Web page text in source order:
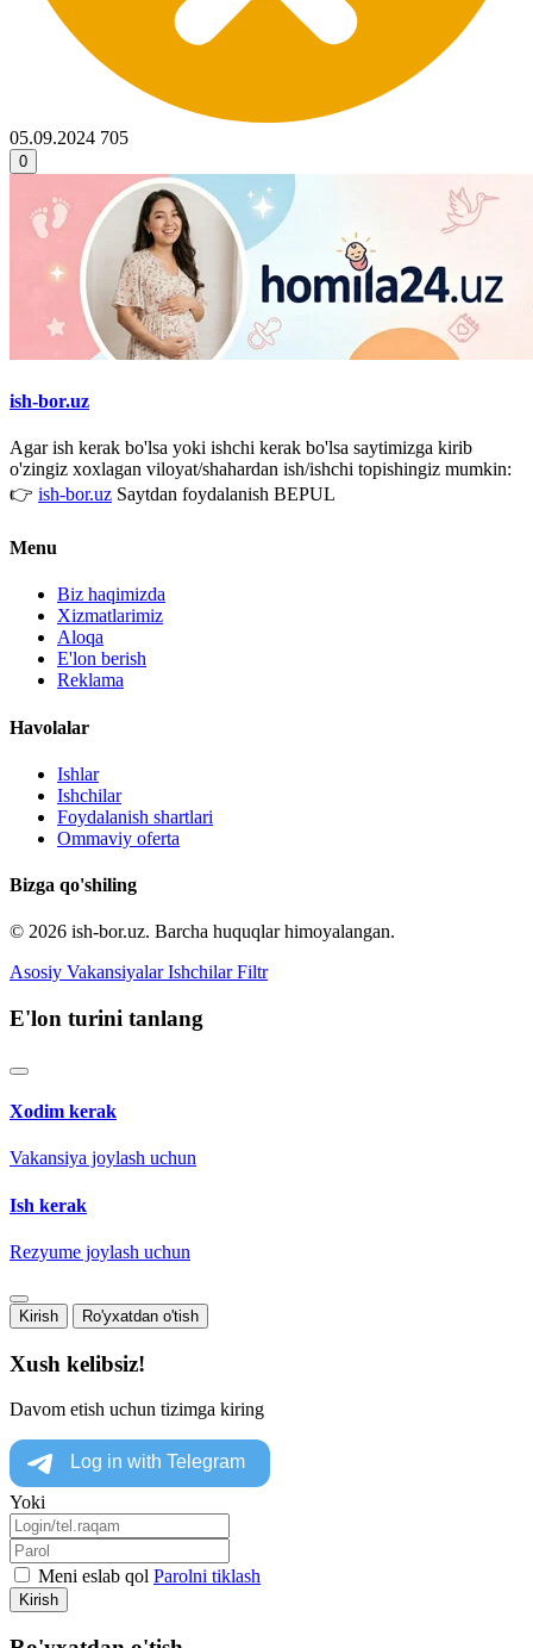
05.09.2024 705
0
ish-bor.uz
Agar ish kerak bo'lsa yoki ishchi kerak bo'lsa saytimizga kirib
o'zingiz xoxlagan viloyat/shahardan ish/ishchi topishingiz mumkin:
👉 ish-bor.uz Saytdan foydalanish BEPUL
Menu
Biz haqimizda
Xizmatlarimiz
Aloqa
E'lon berish
Reklama
Havolalar
Ishlar
Ishchilar
Foydalanish shartlari
Ommaviy oferta
Bizga qo'shiling
© 2026 ish-bor.uz. Barcha huquqlar himoyalangan.
Asosiy Vakansiyalar Ishchilar Filtr
E'lon turini tanlang
Xodim kerak
Vakansiya joylash uchun
Ish kerak
Rezyume joylash uchun
Kirish Ro'yxatdan o'tish
Xush kelibsiz!
Davom etish uchun tizimga kiring
Yoki
Meni eslab qol Parolni tiklash
Kirish